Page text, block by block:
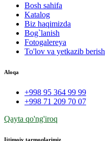
Bosh sahifa
Katalog
Biz haqimizda
Bog`lanish
Fotogalereya
To'lov va yetkazib berish
Aloqa
+998 95 364 99 99
+998 71 209 70 07
Qayta qo'ng'iroq
Ijtimoiy tarmoqlarimiz